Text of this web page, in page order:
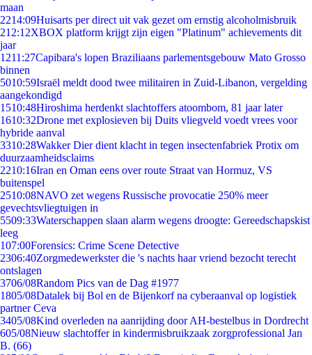
maan
2214:09Huisarts per direct uit vak gezet om ernstig alcoholmisbruik
212:12XBOX platform krijgt zijn eigen "Platinum" achievements dit
jaar
1211:27Capibara's lopen Braziliaans parlementsgebouw Mato Grosso
binnen
5010:59Israël meldt dood twee militairen in Zuid-Libanon, vergelding
aangekondigd
1510:48Hiroshima herdenkt slachtoffers atoombom, 81 jaar later
1610:32Drone met explosieven bij Duits vliegveld voedt vrees voor
hybride aanval
3310:28Wakker Dier dient klacht in tegen insectenfabriek Protix om
duurzaamheidsclaims
2210:16Iran en Oman eens over route Straat van Hormuz, VS
buitenspel
2510:08NAVO zet wegens Russische provocatie 250% meer
gevechtsvliegtuigen in
5509:33Waterschappen slaan alarm wegens droogte: Gereedschapskist
leeg
107:00Forensics: Crime Scene Detective
2306:40Zorgmedewerkster die 's nachts haar vriend bezocht terecht
ontslagen
3706/08Random Pics van de Dag #1977
1805/08Datalek bij Bol en de Bijenkorf na cyberaanval op logistiek
partner Ceva
3405/08Kind overleden na aanrijding door AH-bestelbus in Dordrecht
605/08Nieuw slachtoffer in kindermisbruikzaak zorgprofessional Jan
B. (66)